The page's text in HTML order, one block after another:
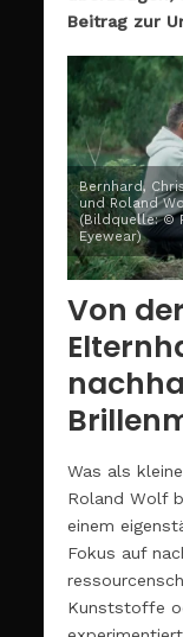
Beitrag zur
Bernhard,
und Roland
(Bildquelle: ©
Eyewear)
Von
Was als
Roland Wolf
einem
Fokus auf
Kunststoffe